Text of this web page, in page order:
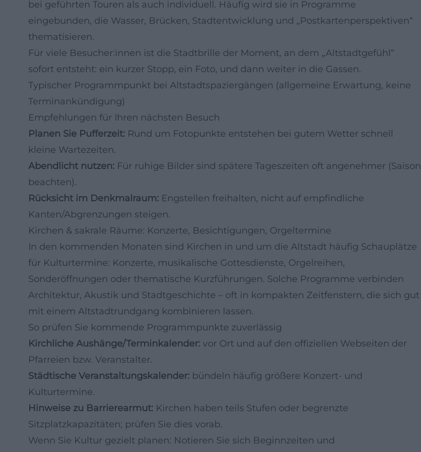
bei geführten Touren als auch individuell. Häufig wird sie in Programme
eingebunden, die Wasser, Brücken, Stadtentwicklung und „Postkartenperspektiven“
thematisieren.
Für viele Besucher:innen ist die Stadtbrille der Moment, an dem „Altstadtgefühl“
sofort entsteht: ein kurzer Stopp, ein Foto, und dann weiter in die Gassen.
Typischer Programmpunkt bei Altstadtspaziergängen (allgemeine Erwartung, keine
Terminankündigung)
Empfehlungen für Ihren nächsten Besuch
Planen Sie Pufferzeit: Rund um Fotopunkte entstehen bei gutem Wetter schnell
kleine Wartezeiten.
Abendlicht nutzen: Für ruhige Bilder sind spätere Tageszeiten oft angenehmer (Saison
beachten).
Rücksicht im Denkmalraum: Engstellen freihalten, nicht auf empfindliche
Kanten/Abgrenzungen steigen.
Kirchen & sakrale Räume: Konzerte, Besichtigungen, Orgeltermine
In den kommenden Monaten sind Kirchen in und um die Altstadt häufig Schauplätze
für Kulturtermine: Konzerte, musikalische Gottesdienste, Orgelreihen,
Sonderöffnungen oder thematische Kurzführungen. Solche Programme verbinden
Architektur, Akustik und Stadtgeschichte – oft in kompakten Zeitfenstern, die sich gut
mit einem Altstadtrundgang kombinieren lassen.
So prüfen Sie kommende Programmpunkte zuverlässig
Kirchliche Aushänge/Terminkalender: vor Ort und auf den offiziellen Webseiten der
Pfarreien bzw. Veranstalter.
Städtische Veranstaltungskalender: bündeln häufig größere Konzert- und
Kulturtermine.
Hinweise zu Barrierearmut: Kirchen haben teils Stufen oder begrenzte
Sitzplatzkapazitäten; prüfen Sie dies vorab.
Wenn Sie Kultur gezielt planen: Notieren Sie sich Beginnzeiten und